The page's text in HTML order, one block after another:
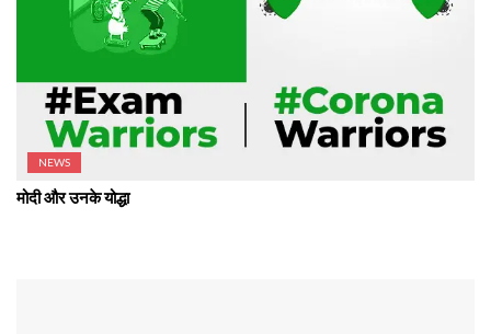
NEWS
मोदी और उनके योद्धा